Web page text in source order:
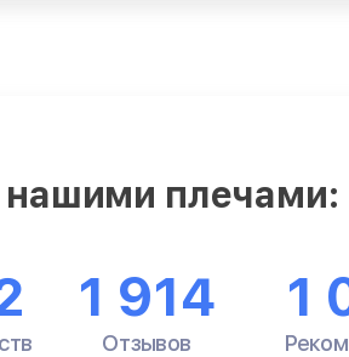
нашими плечами:
1 914
Отзывов
1